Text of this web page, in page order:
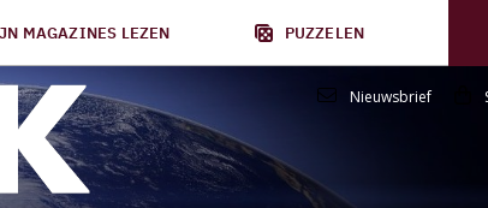
MAGAZINES LEZEN PUZZELEN
Nieuwsbrief